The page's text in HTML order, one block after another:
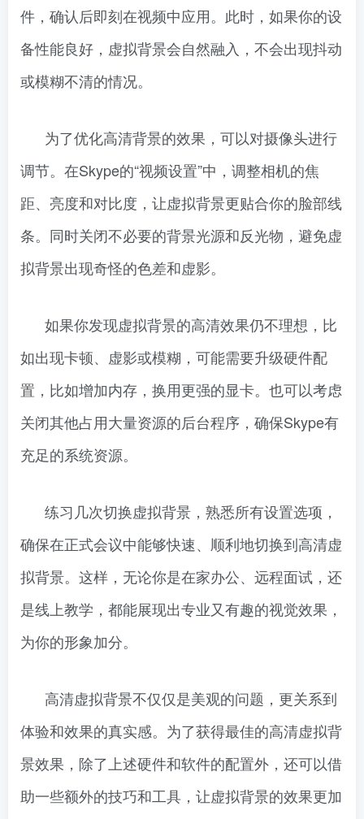
件，确认后即刻在视频中应用。此时，如果你的设
备性能良好，虚拟背景会自然融入，不会出现抖动
或模糊不清的情况。
为了优化高清背景的效果，可以对摄像头进行
调节。在Skype的“视频设置”中，调整相机的焦
距、亮度和对比度，让虚拟背景更贴合你的脸部线
条。同时关闭不必要的背景光源和反光物，避免虚
拟背景出现奇怪的色差和虚影。
如果你发现虚拟背景的高清效果仍不理想，比
如出现卡顿、虚影或模糊，可能需要升级硬件配
置，比如增加内存，换用更强的显卡。也可以考虑
关闭其他占用大量资源的后台程序，确保Skype有
充足的系统资源。
练习几次切换虚拟背景，熟悉所有设置选项，
确保在正式会议中能够快速、顺利地切换到高清虚
拟背景。这样，无论你是在家办公、远程面试，还
是线上教学，都能展现出专业又有趣的视觉效果，
为你的形象加分。
高清虚拟背景不仅仅是美观的问题，更关系到
体验和效果的真实感。为了获得最佳的高清虚拟背
景效果，除了上述硬件和软件的配置外，还可以借
助一些额外的技巧和工具，让虚拟背景的效果更加